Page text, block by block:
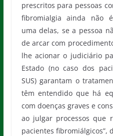
prescritos para pessoas
fibromialgia ainda não
uma delas, se a pessoa
de arcar com
lhe acionar o judiciário
Estado (no caso dos
SUS) garantam o
têm entendido que há
com doenças graves e
ao julgar processos que
pacientes fibromiálgicos”,